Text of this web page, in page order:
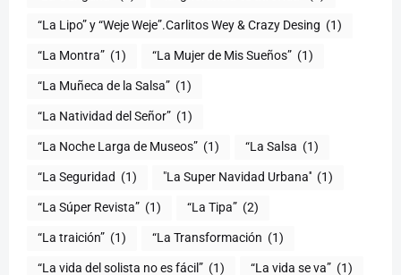
“La Lipo” y “Weje Weje”.Carlitos Wey & Crazy Desing (1)
“La Montra” (1) “La Mujer de Mis Sueños” (1)
“La Muñeca de la Salsa” (1)
“La Natividad del Señor” (1)
“La Noche Larga de Museos” (1) “La Salsa (1)
“La Seguridad (1) "La Super Navidad Urbana'' (1)
“La Súper Revista” (1) “La Tipa” (2)
“La traición” (1) “La Transformación (1)
“La vida del solista no es fácil” (1) “La vida se va” (1)